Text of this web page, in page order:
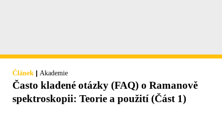
Článek | Akademie
Často kladené otázky (FAQ) o Ramanově
spektroskopii: Teorie a použití (Část 1)